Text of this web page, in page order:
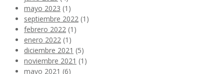
mayo 2023 (1)
septiembre 2022 (1)
febrero 2022 (1)
enero 2022 (1)
diciembre 2021 (5)
noviembre 2021 (1)
mayo 2021 (6)